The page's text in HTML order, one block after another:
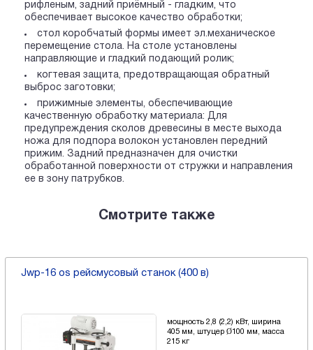
рифленым, задний приёмный - гладким, что
обеспечивает высокое качество обработки;
стол коробчатый формы имеет эл.механическое
перемещение стола. На столе установлены
направляющие и гладкий подающий ролик;
когтевая защита, предотвращающая обратный
выброс заготовки;
прижимные элементы, обеспечивающие
качественную обработку материала: Для
предупреждения сколов древесины в месте выхода
ножа для подпора волокон установлен передний
прижим. Задний предназначен для очистки
обработанной поверхности от стружки и направления
ее в зону патрубков.
Смотрите также
Jwp-16 os рейсмусовый станок (400 в)
мощность 2,8 (2,2) кВт, ширина
405 мм, штуцер Ø100 мм, масса
215 кг